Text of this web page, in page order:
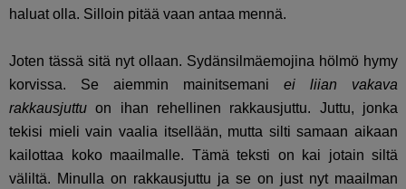
haluat olla. Silloin pitää vaan antaa mennä.
Joten tässä sitä nyt ollaan. Sydänsilmäemojina hölmö hymy
korvissa. Se aiemmin mainitsemaniei liian vakava
rakkausjuttu on ihan rehellinen rakkausjuttu. Juttu, jonka
tekisi mieli vain vaalia itsellään, mutta silti samaan aikaan
kailottaa koko maailmalle. Tämä teksti on kai jotain siltä
väliltä. Minulla on rakkausjuttu ja se on just nyt maailman